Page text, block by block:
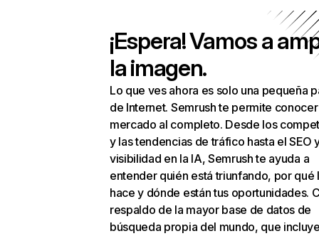
¡Espera! Vamos a
la imagen.
Lo que ves ahora es solo una pequeña
de Internet. Semrush te permite
mercado al completo. Desde los
y las tendencias de tráfico hasta el SEO
visibilidad en la IA, Semrush te ayuda a
entender quién está triunfando, por qué
hace y dónde están tus oportunidades.
respaldo de la mayor base de datos de
búsqueda propia del mundo, que